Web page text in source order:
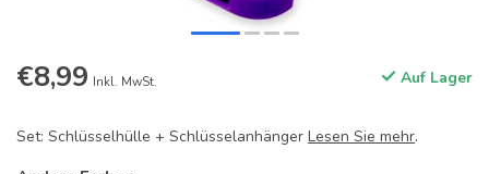
€8,99 Inkl. MwSt. Auf Lager
Set: Schlüsselhülle + Schlüsselanhänger Lesen Sie mehr.